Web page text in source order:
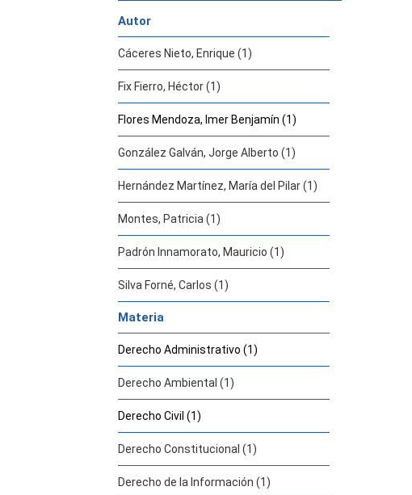
Autor
Cáceres Nieto, Enrique (1)
Fix Fierro, Héctor (1)
Flores Mendoza, Imer Benjamín (1)
González Galván, Jorge Alberto (1)
Hernández Martínez, María del Pilar (1)
Montes, Patricia (1)
Padrón Innamorato, Mauricio (1)
Silva Forné, Carlos (1)
Materia
Derecho Administrativo (1)
Derecho Ambiental (1)
Derecho Civil (1)
Derecho Constitucional (1)
Derecho de la Información (1)